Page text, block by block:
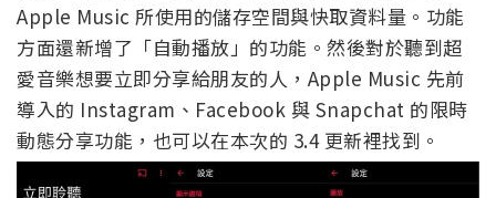
Apple Music 所使用的儲存空間與快取資料量。功能
方面還新增了「自動播放」的功能。然後對於聽到超
愛音樂想要立即分享給朋友的人，Apple Music 先前
導入的 Instagram、Facebook 與 Snapchat 的限時
動態分享功能，也可以在本次的 3.4 更新裡找到。